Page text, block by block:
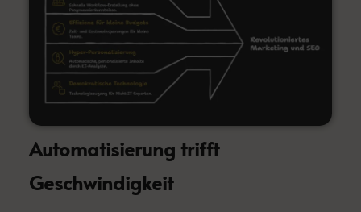
Automatisierung trifft
Geschwindigkeit